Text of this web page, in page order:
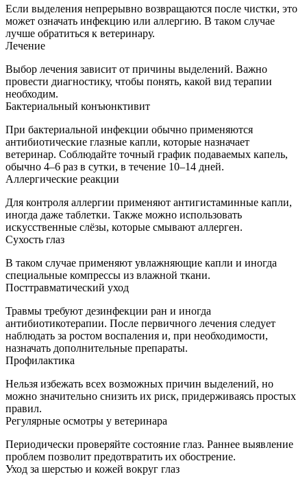
Если выделения непрерывно возвращаются после чистки, это
может означать инфекцию или аллергию. В таком случае
лучше обратиться к ветеринару.
Лечение
Выбор лечения зависит от причины выделений. Важно
провести диагностику, чтобы понять, какой вид терапии
необходим.
Бактериальный конъюнктивит
При бактериальной инфекции обычно применяются
антибиотические глазные капли, которые назначает
ветеринар. Соблюдайте точный график подаваемых капель,
обычно 4–6 раз в сутки, в течение 10–14 дней.
Аллергические реакции
Для контроля аллергии применяют антигистаминные капли,
иногда даже таблетки. Также можно использовать
искусственные слёзы, которые смывают аллерген.
Сухость глаз
В таком случае применяют увлажняющие капли и иногда
специальные компрессы из влажной ткани.
Посттравматический уход
Травмы требуют дезинфекции ран и иногда
антибиотикотерапии. После первичного лечения следует
наблюдать за ростом воспаления и, при необходимости,
назначать дополнительные препараты.
Профилактика
Нельзя избежать всех возможных причин выделений, но
можно значительно снизить их риск, придерживаясь простых
правил.
Регулярные осмотры у ветеринара
Периодически проверяйте состояние глаз. Раннее выявление
проблем позволит предотвратить их обострение.
Уход за шерстью и кожей вокруг глаз